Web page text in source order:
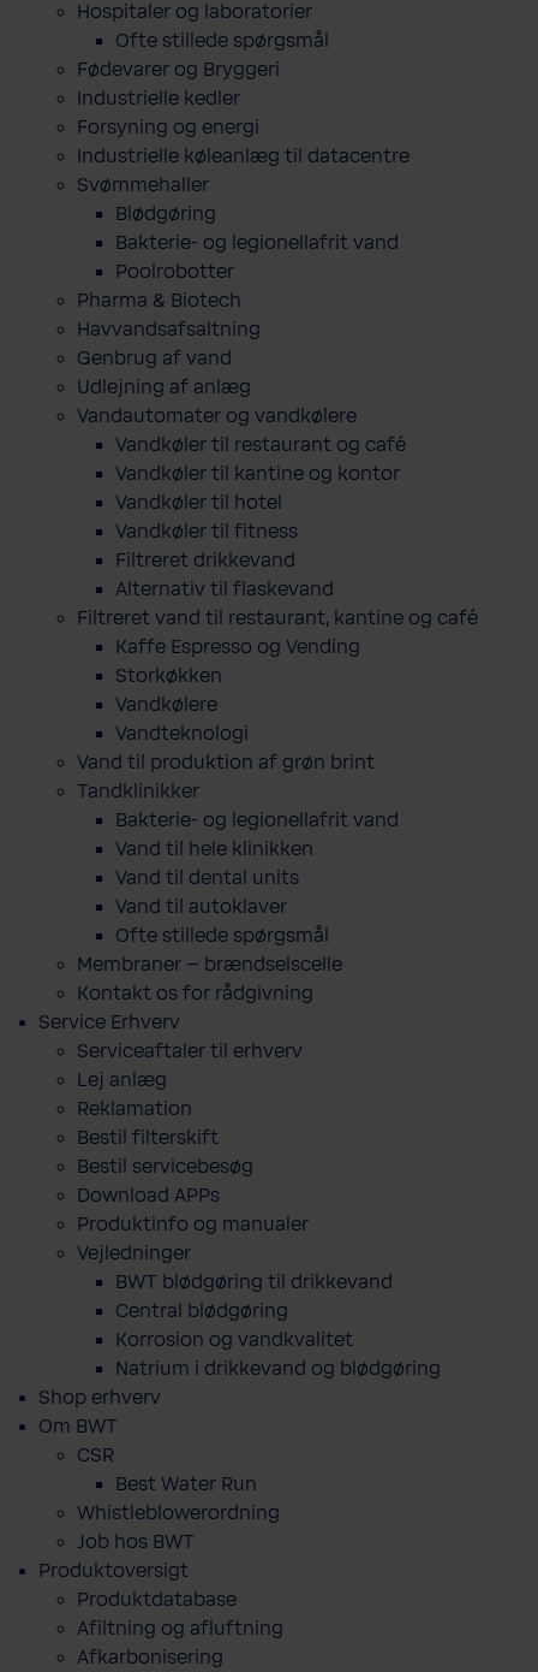
Hospitaler og laboratorier
Ofte stillede spørgsmål
Fødevarer og Bryggeri
Industrielle kedler
Forsyning og energi
Industrielle køleanlæg til datacentre
Svømmehaller
Blødgøring
Bakterie- og legionellafrit vand
Poolrobotter
Pharma & Biotech
Havvandsafsaltning
Genbrug af vand
Udlejning af anlæg
Vandautomater og vandkølere
Vandkøler til restaurant og café
Vandkøler til kantine og kontor
Vandkøler til hotel
Vandkøler til fitness
Filtreret drikkevand
Alternativ til flaskevand
Filtreret vand til restaurant, kantine og café
Kaffe Espresso og Vending
Storkøkken
Vandkølere
Vandteknologi
Vand til produktion af grøn brint
Tandklinikker
Bakterie-​ og legio­nel­lafrit vand
Vand til hele klinikken
Vand til dental units
Vand til autoklaver
Ofte stillede spørgsmål
Membraner – brændselscelle
Kontakt os for rådgivning
Service Erhverv
Serviceaftaler til erhverv
Lej anlæg
Reklamation
Bestil filterskift
Bestil servicebesøg
Download APPs
Produktinfo og manualer
Vejledninger
BWT blødgøring til drikkevand
Central blødgøring
Korro­sion og vand­kva­litet
Natrium i drikkevand og blødgøring
Shop erhverv
Om BWT
CSR
Best Water Run
Whistleblowerordning
Job hos BWT
Produktoversigt
Produktdatabase
​Afiltning og afluftning
Afkarbonisering